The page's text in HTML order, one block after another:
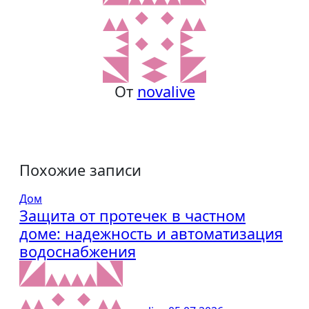
От novalive
Похожие записи
Дом
Защита от протечек в частном
доме: надежность и автоматизация
водоснабжения